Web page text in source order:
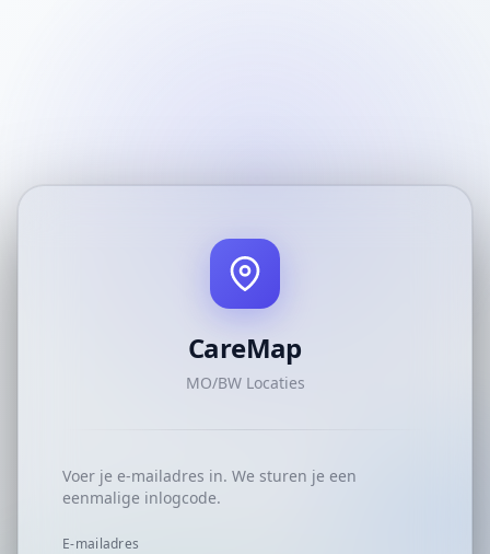
CareMap
MO/BW Locaties
Voer je e-mailadres in. We sturen je een
eenmalige inlogcode.
E-mailadres